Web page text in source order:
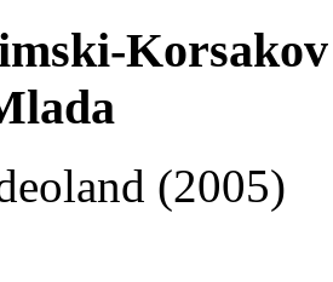
Korsakov
(2005)